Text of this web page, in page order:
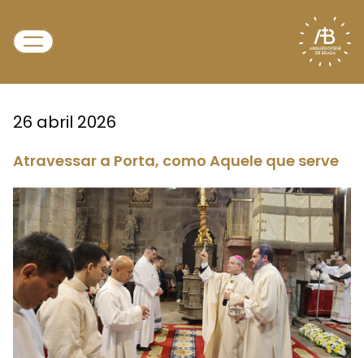
26 abril 2026
Atravessar a Porta, como Aquele que serve